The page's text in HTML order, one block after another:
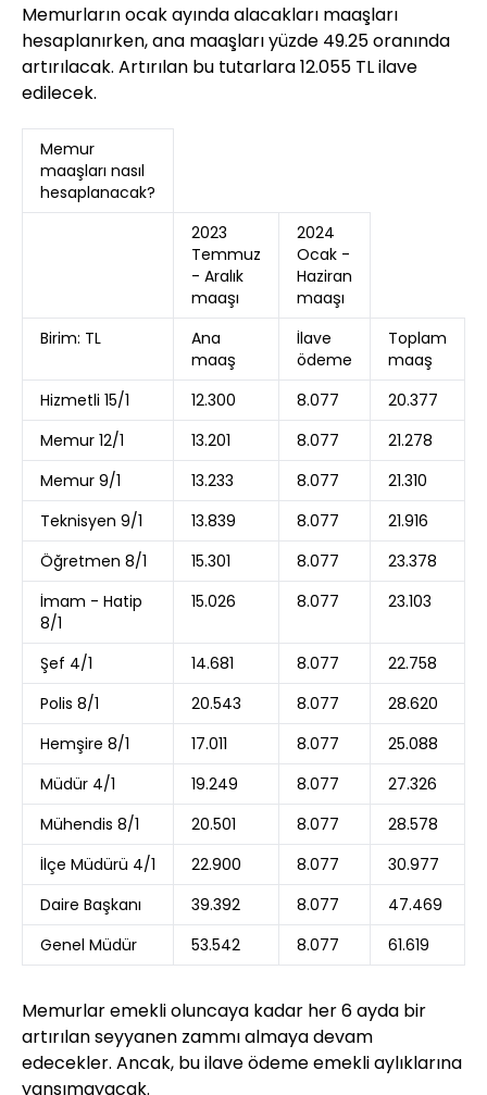
Memurların ocak ayında alacakları maaşları
hesaplanırken, ana maaşları yüzde 49.25 oranında
artırılacak. Artırılan bu tutarlara 12.055 TL ilave
edilecek.
Memur
maaşları nasıl
hesaplanacak?
2023
Temmuz
- Aralık
maaşı
2024
Ocak -
Haziran
maaşı
Birim: TL
Ana
maaş
İlave
ödeme
Toplam
maaş
Hizmetli 15/1
12.300 8.077 20.377
Memur 12/1
13.201 8.077 21.278
Memur 9/1
13.233 8.077 21.310
Teknisyen 9/1
13.839 8.077 21.916
Öğretmen 8/1
15.301 8.077 23.378
İmam - Hatip
8/1
15.026 8.077 23.103
Şef 4/1 14.681 8.077 22.758
Polis 8/1
20.543 8.077 28.620
Hemşire 8/1
17.011 8.077 25.088
Müdür 4/1
19.249 8.077 27.326
Mühendis 8/1
20.501 8.077 28.578
İlçe Müdürü 4/1
22.900 8.077 30.977
Daire Başkanı
39.392 8.077 47.469
Genel Müdür
53.542 8.077 61.619
Memurlar emekli oluncaya kadar her 6 ayda bir
artırılan seyyanen zammı almaya devam
edecekler. Ancak, bu ilave ödeme emekli aylıklarına
yansımayacak.